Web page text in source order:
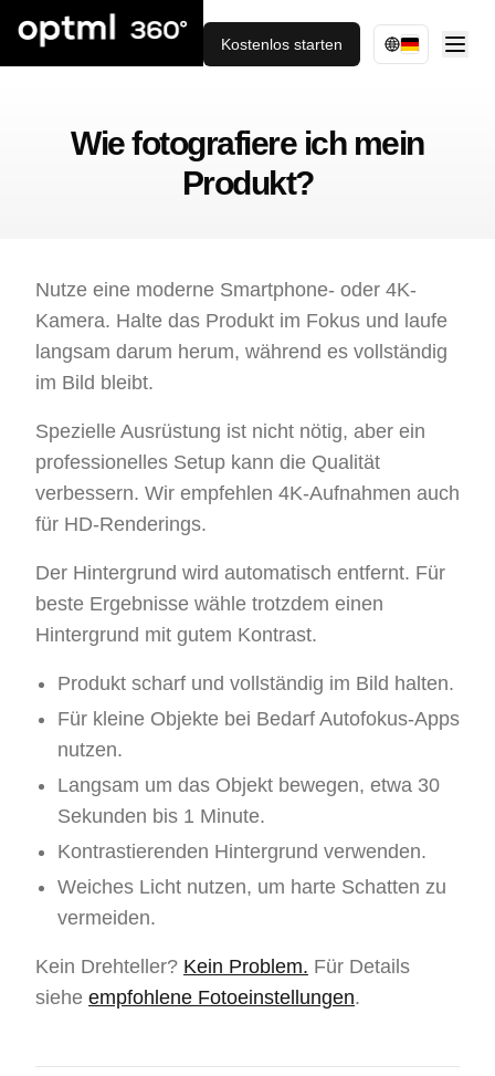
Kostenlos starten
Wie fotografiere ich mein
Produkt?
Nutze eine moderne Smartphone- oder 4K-
Kamera. Halte das Produkt im Fokus und laufe
langsam darum herum, während es vollständig
im Bild bleibt.
Spezielle Ausrüstung ist nicht nötig, aber ein
professionelles Setup kann die Qualität
verbessern. Wir empfehlen 4K-Aufnahmen auch
für HD-Renderings.
Der Hintergrund wird automatisch entfernt. Für
beste Ergebnisse wähle trotzdem einen
Hintergrund mit gutem Kontrast.
Produkt scharf und vollständig im Bild halten.
Für kleine Objekte bei Bedarf Autofokus-Apps
nutzen.
Langsam um das Objekt bewegen, etwa 30
Sekunden bis 1 Minute.
Kontrastierenden Hintergrund verwenden.
Weiches Licht nutzen, um harte Schatten zu
vermeiden.
Kein Drehteller? Kein Problem. Für Details
siehe empfohlene Fotoeinstellungen.